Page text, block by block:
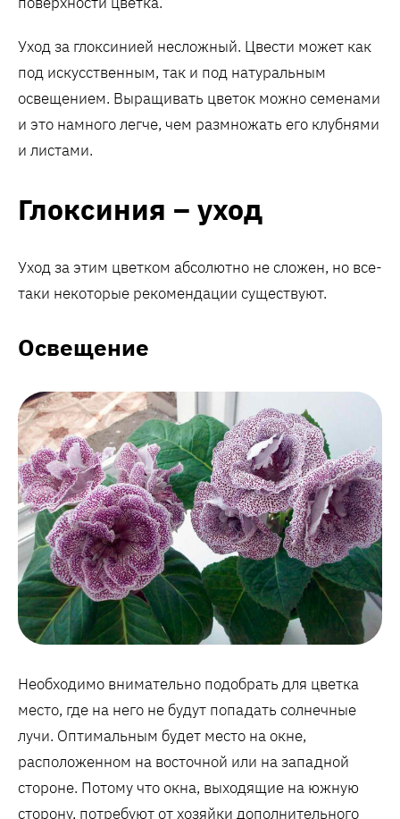
Уход за глоксинией несложный. Цвести может как
под искусственным, так и под натуральным
освещением. Выращивать цветок можно семенами
и это намного легче, чем размножать его клубнями
и листами.
Глоксиния – уход
Уход за этим цветком абсолютно не сложен, но все-
таки некоторые рекомендации существуют.
Освещение
Необходимо внимательно подобрать для цветка
место, где на него не будут попадать солнечные
лучи. Оптимальным будет место на окне,
расположенном на восточной или на западной
стороне. Потому что окна, выходящие на южную
сторону, потребуют от хозяйки дополнительного